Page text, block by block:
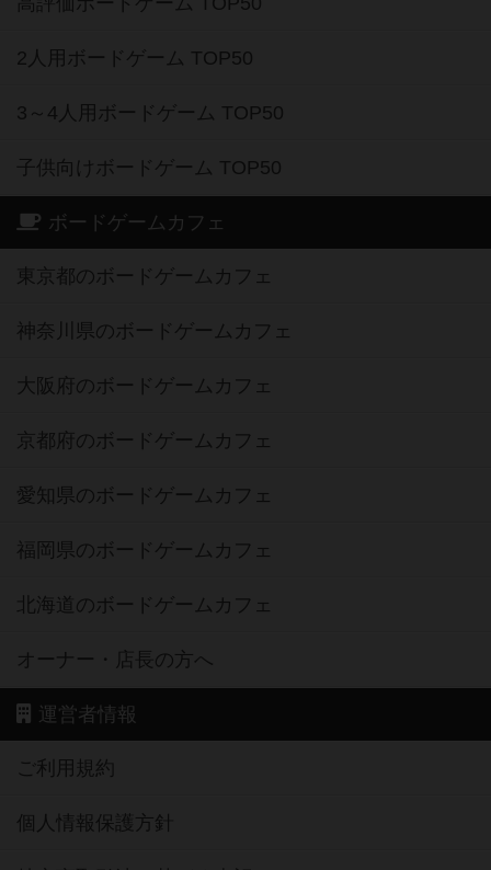
2人用ボードゲーム TOP50
3～4人用ボードゲーム TOP50
子供向けボードゲーム TOP50
ボードゲームカフェ
東京都のボードゲームカフェ
神奈川県のボードゲームカフェ
大阪府のボードゲームカフェ
京都府のボードゲームカフェ
愛知県のボードゲームカフェ
福岡県のボードゲームカフェ
北海道のボードゲームカフェ
オーナー・店長の方へ
運営者情報
ご利用規約
個人情報保護方針